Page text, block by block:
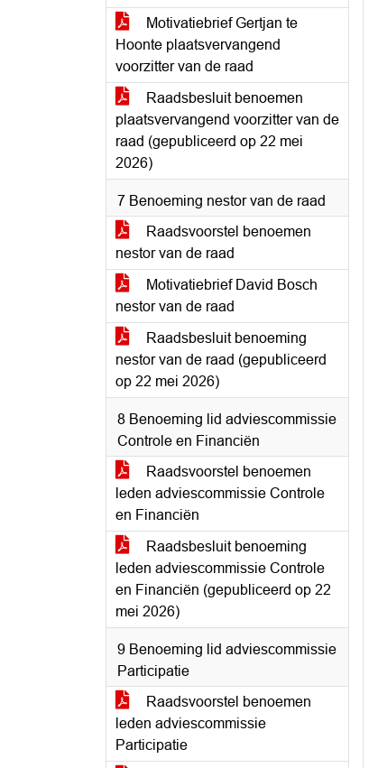
Motivatiebrief Gertjan te
Hoonte plaatsvervangend
voorzitter van de raad
Raadsbesluit benoemen
plaatsvervangend voorzitter van de
raad (gepubliceerd op 22 mei
2026)
7 Benoeming nestor van de raad
Raadsvoorstel benoemen
nestor van de raad
Motivatiebrief David Bosch
nestor van de raad
Raadsbesluit benoeming
nestor van de raad (gepubliceerd
op 22 mei 2026)
8 Benoeming lid adviescommissie
Controle en Financiën
Raadsvoorstel benoemen
leden adviescommissie Controle
en Financiën
Raadsbesluit benoeming
leden adviescommissie Controle
en Financiën (gepubliceerd op 22
mei 2026)
9 Benoeming lid adviescommissie
Participatie
Raadsvoorstel benoemen
leden adviescommissie
Participatie